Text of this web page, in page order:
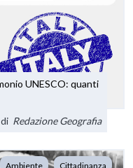
di Redazione Geografia
Ambiente Cittadinanza